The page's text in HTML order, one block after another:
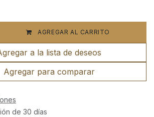
AGREGAR AL CARRITO
Agregar para comparar
a la lista de deseos
de 30 días